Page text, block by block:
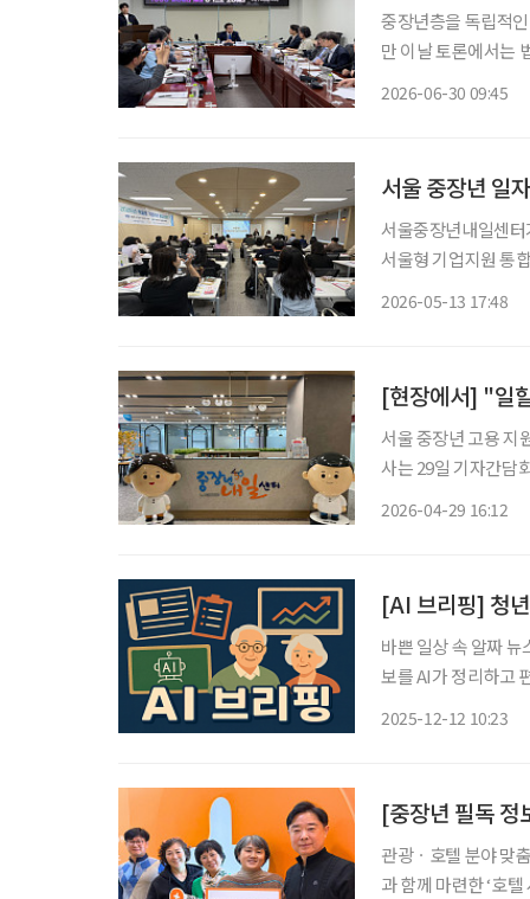
중장년층을 독립적
만 이날 토론에서는
2026-06-30 09:45
서울 중장년 일
서울중장년내일센
서울형 기업지원 통
2026-05-13 17:48
[현장에서] "일
서울 중장년 고용 지
사는 29일 기자간담회
2026-04-29 16:12
[AI 브리핑] 청
바쁜 일상 속 알짜
보를 AI가 정리하고 편집국 기
2025-12-12 10:23
관광ㆍ호텔 분야 맞
과 함께 마련한 ‘호